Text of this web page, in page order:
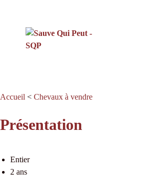
Accueil < Chevaux à vendre
Présentation
Entier
2 ans